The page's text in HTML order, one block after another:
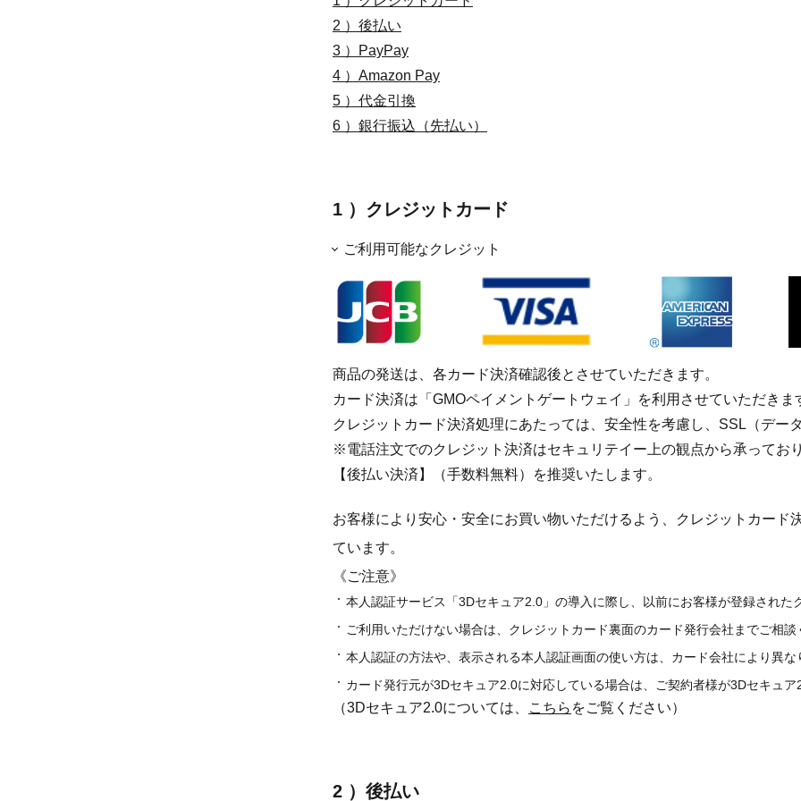
2 ）後払い
3 ）PayPay
4 ）Amazon Pay
5 ）代金引換
6 ）銀行振込（先払い）
1 ）クレジットカード
ご利用可能なクレジット
商品の発送は、各カード決済確認後とさせていただきます。
カード決済は「GMOペイメントゲートウェイ」を利用させていただきま
クレジットカード決済処理にあたっては、安全性を考慮し、SSL（デー
※電話注文でのクレジット決済はセキュリテイー上の観点から承ってお
【後払い決済】（手数料無料）を推奨いたします。
お客様により安心・安全にお買い物いただけるよう、クレジットカー
ています。
《ご注意》
本人認証サービス「3Dセキュア2.0」の導入に際し、以前にお客様が登録され
ご利用いただけない場合は、クレジットカード裏面のカード発行会社までご相
本人認証の方法や、表示される本人認証画面の使い方は、カード会社により異
カード発行元が3Dセキュア2.0に対応している場合は、ご契約者様が3Dセキュ
（3Dセキュア2.0については、 こちら をご覧ください）
2 ）後払い